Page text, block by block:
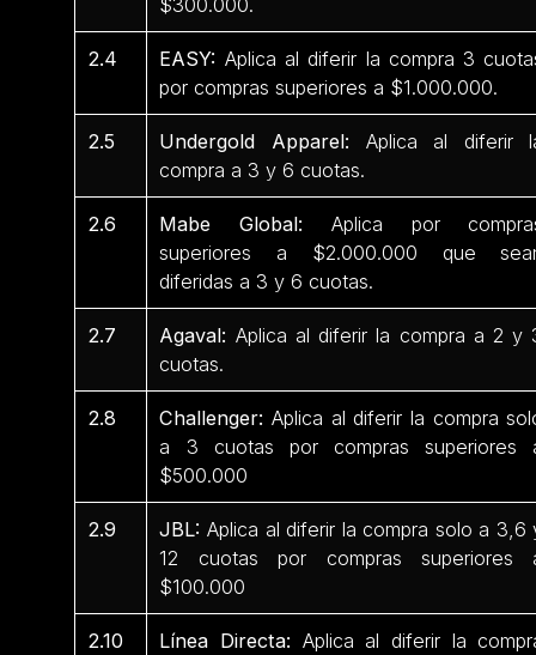
2.4 EASY: Aplica al diferir la compra 3
por compras superiores a $1.000.000.
2.5 Undergold Apparel: Aplica al diferir
compra a 3 y 6 cuotas.
2.6 Mabe Global: Aplica por
superiores a $2.000.000 que
diferidas a 3 y 6 cuotas.
2.7 Agaval: Aplica al diferir la compra a 2 y
cuotas.
2.8 Challenger:Aplica al diferir la compra
a 3 cuotas por compras superiores
$500.000
2.9 JBL: Aplica al diferir la compra solo a 3,6
12 cuotas por compras superiores
$100.000
2.10 Línea Directa: Aplica al diferir la